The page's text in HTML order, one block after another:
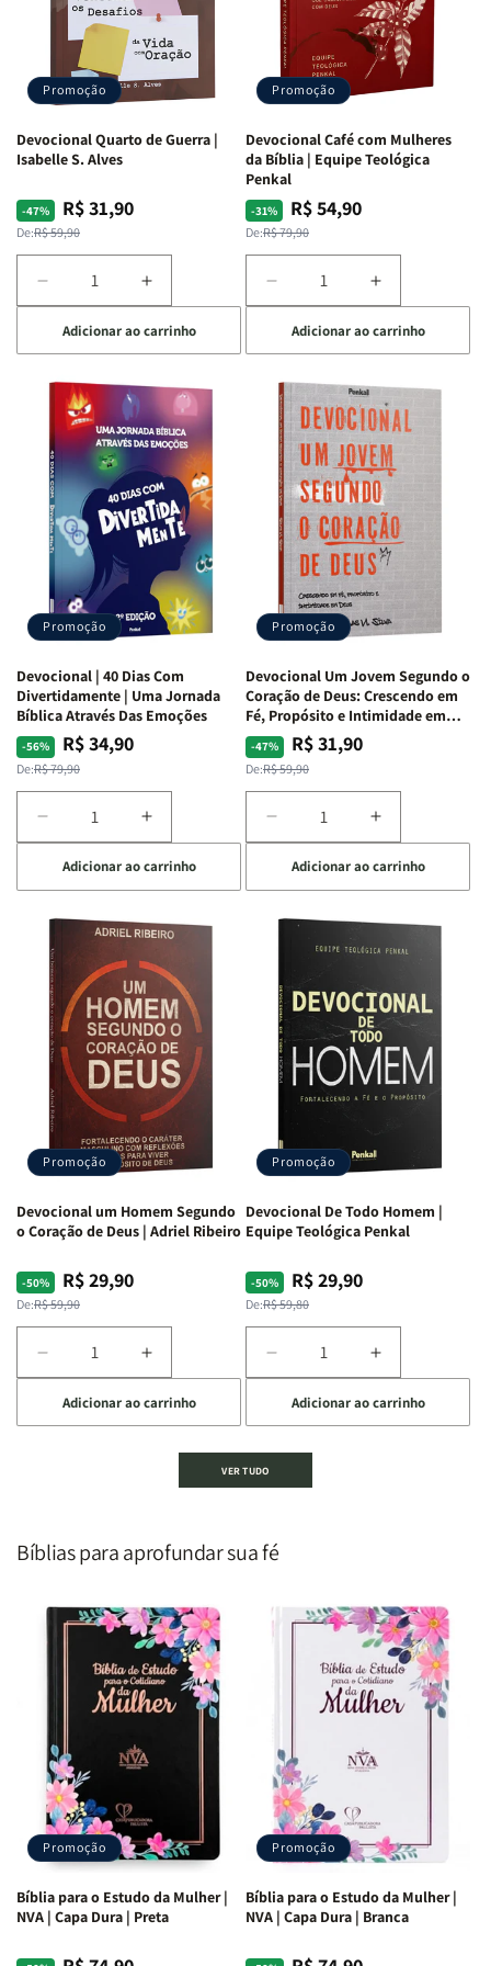
Promoção
Devocional Quarto de Guerra |
Isabelle S. Alves
-47%
Preço
normal
De:R$ 59,90
Preço
promocional
R$ 31,90
Diminuir
a
quantidade
de
Devocional
Quarto
de
Guerra
Isabelle
S.
Alves
Aumentar
a
quantidade
de
Devocional
Quarto
de
Guerra
|
Isabelle
S.
Alves
Adicionar ao carrinho
Promoção
Devocional Café com Mulheres
da Bíblia | Equipe Teológica
Penkal
-31%
Preço
normal
De:R$ 79,90
Preço
promocional
R$ 54,90
Diminuir
a
quantidade
de
Devocional
Café
com
Mulheres
da
Bíblia
Equipe
Teológica
Penkal
Aumentar
a
quantidade
de
Devocional
Café
com
Mulheres
da
Bíblia
|
Equipe
Teológica
Penkal
Adicionar ao carrinho
Promoção
Devocional | 40 Dias Com
Divertidamente | Uma Jornada
Bíblica Através Das Emoções
-56%
Preço
normal
De:R$ 79,90
Preço
promocional
R$ 34,90
Diminuir
a
quantidade
de
Devocional
40
Dias
Com
Divertidamente
Uma
Jornada
Bíblica
Através
Das
Aumentar
a
quantidade
de
Devocional
|
40
Dias
Com
Divertidamente
|
Uma
Jornada
Bíblica
Através
Das
Adicionar ao carrinho
Promoção
Devocional Um Jovem Segundo o
Coração de Deus: Crescendo em
Fé, Propósito e Intimidade em
Deus
-47%
Preço
normal
De:R$ 59,90
Preço
promocional
R$ 31,90
Diminuir
a
quantidade
de
Devocional
Segundo
o
Coração
de
Deus:
Crescendo
Fé,
Propósito
Intimidade
em
Aumentar
a
quantidade
de
Devocional
Segundo
o
Coração
de
Deus:
Crescendo
em
Fé,
Propósito
Intimidade
em
Adicionar ao carrinho
Promoção
Devocional um Homem Segundo
o Coração de Deus | Adriel Ribeiro
-50%
Preço
normal
De:R$ 59,90
Preço
promocional
R$ 29,90
Diminuir
a
quantidade
de
o
Coração
Deus
Ribeiro
Aumentar
a
quantidade
de
Devocional
o
Deus
|
Adriel
Ribeiro
Adicionar ao carrinho
Promoção
Devocional De Todo Homem |
Equipe Teológica Penkal
-50%
Preço
normal
De:R$ 59,80
Preço
promocional
R$ 29,90
Diminuir
a
quantidade
de
Devocional
|
Penkal
Aumentar
a
quantidade
de
Penkal
Adicionar ao carrinho
VER TUDO
Bíblias para aprofundar sua fé
Promoção
Bíblia para o Estudo da Mulher |
NVA | Capa Dura | Preta
Promoção
Bíblia para o Estudo da Mulher |
NVA | Capa Dura | Branca